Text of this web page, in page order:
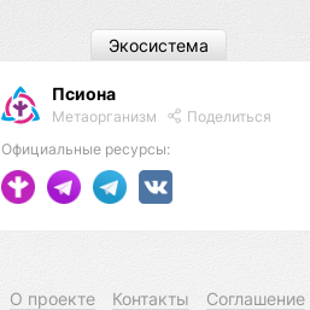
Псиона
Метаорганизм
Поделиться
Официальные ресурсы:
Экосистема
О проекте Контакты Соглашение